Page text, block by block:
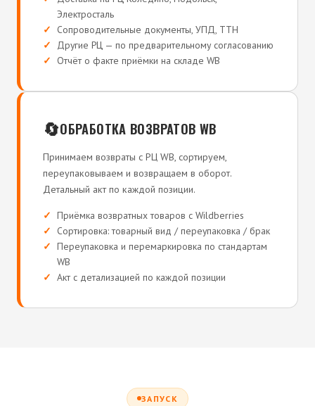
Электросталь
Сопроводительные документы, УПД, ТТН
Другие РЦ — по предварительному согласованию
Отчёт о факте приёмки на складе WB
🔄ОБРАБОТКА ВОЗВРАТОВ WB
Принимаем возвраты с РЦ WB, сортируем,
переупаковываем и возвращаем в оборот.
Детальный акт по каждой позиции.
Приёмка возвратных товаров с Wildberries
Сортировка: товарный вид / переупаковка / брак
Переупаковка и перемаркировка по стандартам
WB
Акт с детализацией по каждой позиции
ЗАПУСК